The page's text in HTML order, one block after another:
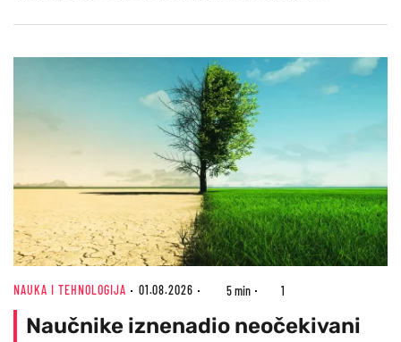
NAUKA I TEHNOLOGIJA 01.08.2026 5 min 1
Naučnike iznenadio neočekivani